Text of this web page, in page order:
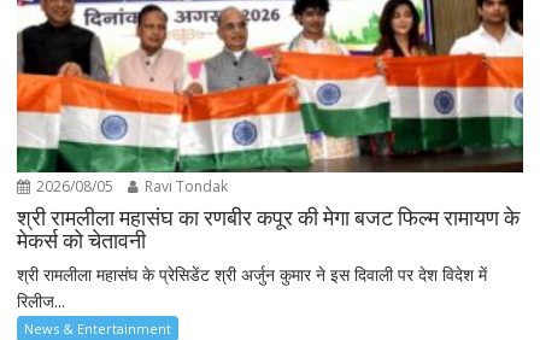
2026/08/05 Ravi Tondak
श्री रामलीला महासंघ का रणबीर कपूर की मेगा बजट फिल्म रामायण के
मेकर्स को चेतावनी
श्री रामलीला महासंघ के प्रेसिडेंट श्री अर्जुन कुमार ने इस दिवाली पर देश विदेश में
रिलीज...
News & Entertainment